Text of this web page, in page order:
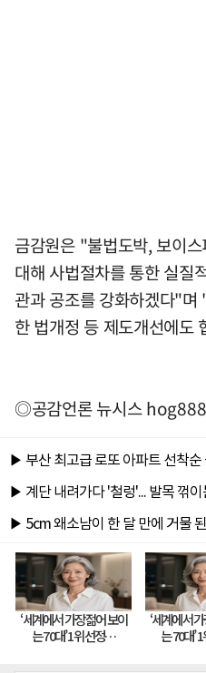
금감원은 "불법도박, 보이
대해 사법절차를 통한 실질
관과 공조를 강화하겠다"며
한 법개정 등 제도개선에도
◎공감언론 뉴시스